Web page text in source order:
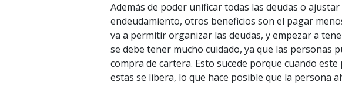
Además de poder unificar todas las deudas o
endeudamiento, otros beneficios son el pagar
va a permitir organizar las deudas, y empezar a
se debe tener mucho cuidado, ya que las personas
compra de cartera. Esto sucede porque cuando
estas se libera, lo que hace posible que la persona